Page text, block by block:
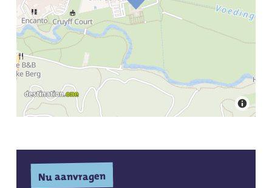
Aanvullende informatie
Type kamer: Groepskamer
Aanvullende informatie
Type zaal:Foyer / tentoonstellingsruimte,
groepsruimte, plenaire / collegezaal
Nu aanvragen